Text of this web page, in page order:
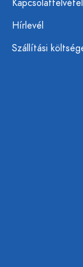
Kapcsolatfelvétel
Hírlevél
Szállítási